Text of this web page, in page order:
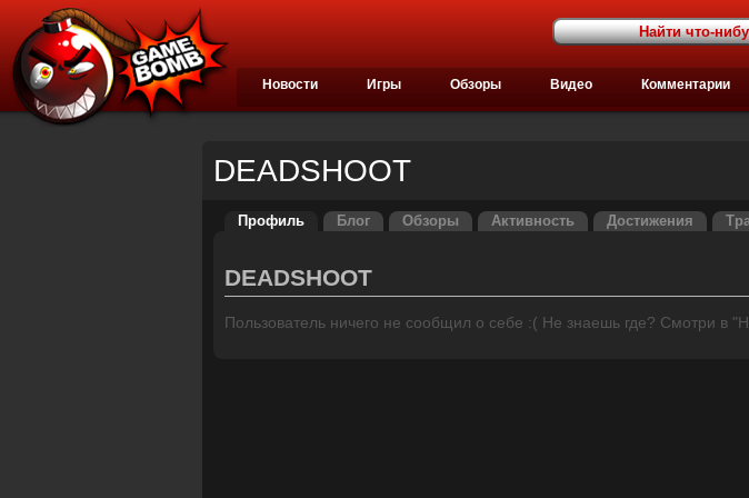
Новости Игры Обзоры Видео Комментарии
DEADSHOOT
Профиль Блог Обзоры Активность Достижения
DEADSHOOT
Пользователь ничего не сообщил о себе :( Не знаешь где? Смотри в